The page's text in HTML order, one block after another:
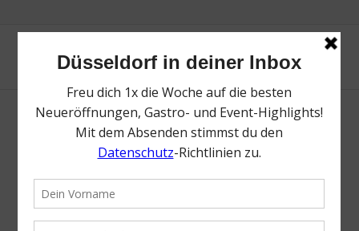
Konditorei Heinemann | Top Cafés für
Düsseldorf | Foto: Konditorei Heinemann